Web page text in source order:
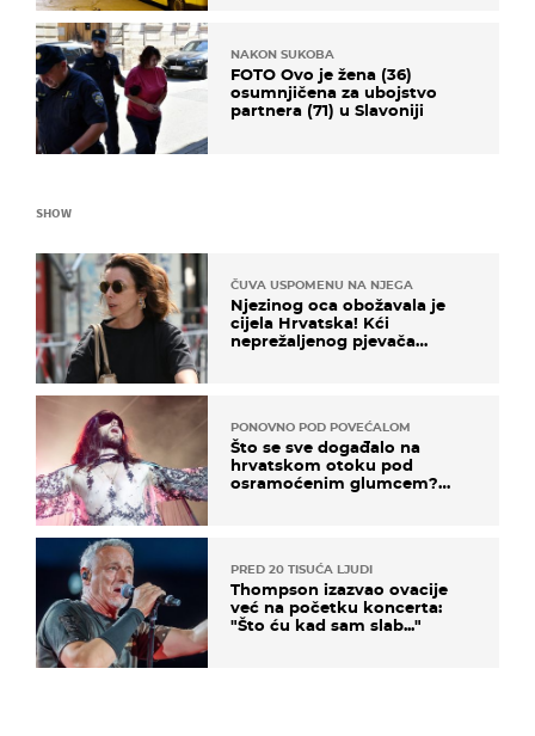
NAKON SUKOBA
FOTO Ovo je žena (36)
osumnjičena za ubojstvo
partnera (71) u Slavoniji
SHOW
ČUVA USPOMENU NA NJEGA
Njezinog oca obožavala je
cijela Hrvatska! Kći
neprežaljenog pjevača
PONOVNO POD POVEĆALOM
Što se sve događalo na
hrvatskom otoku pod
osramoćenim glumcem?
PRED 20 TISUĆA LJUDI
Thompson izazvao ovacije
već na početku koncerta:
"Što ću kad sam slab..."